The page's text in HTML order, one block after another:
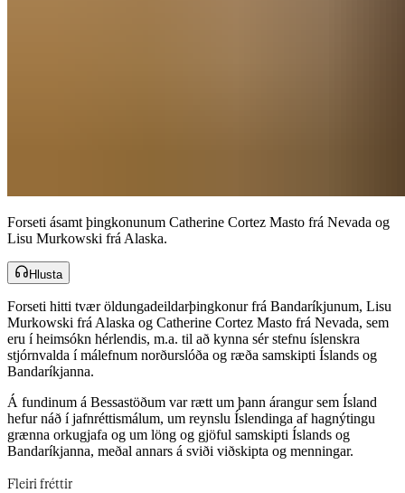
Forseti ásamt þingkonunum Catherine Cortez Masto frá Nevada og
Lisu Murkowski frá Alaska.​​​​‌ ‍ ​‍​‍‌‍ ‌ ​‍‌‍‍‌‌‍‌ ‌‍‍‌‌‍ ‍​‍​‍​ ‍‍​‍​‍‌ ​ ‌‍​‌‌‍ ‍‌‍‍‌‌ ‌​‌ ‍‌​‍ ‍‌‍‍‌‌‍ ​‍​‍​‍ ​​‍​‍‌‍‍​‌ ​‍‌‍‌‌‌‍‌‍​‍​‍​ ‍‍​‍​‍‌‍‍​‌ ‌​‌ ‌​‌ ​​‌ ​ ​‍ ​‍ ‌‍‌‍‌‍ ‌ ​‍‌ ​ ‌‍‌‌‌ ‌​‌‍‍‌​‍ ‌‌‍‍‌‌ ​ ‌‍ ​‌‍​‌‌‍ ‍‌‍‌​‌ ​ ​‍ ‍‌ ‌‍‌‍‌‌‌ ​‍‌‍​ ‌‍‌‌‌‍ ​​‍ ‍‌‍​‌‌ ​​‌ ​​​‍ ‌ ​ ‌ ‌​‌ ‌‌‌‍‌​‌‍‍‌‌‍ ​‍ ‌‍‍‌‌‍ ‍‌ ‌​‌‍‌‌‌‍ ‍‌ ‌​​‍ ‌‍‌‌‌‍‌​‌‍‍‌‌ ‌​​‍ ‌‍ ‌‌‍ ‌‍‌​‌‍‌‌​ ‌‌ ​​‌ ​‍‌‍‌‌‌ ​ ‌‍‌‌‌‍ ‍‌ ‌​‌‍​‌‌ ‌​‌‍‍‌‌‍ ‌‍ ‍​ ‍ ‌‍‍‌‌‍‌​​ ‌​ ‍​​ ‍​​ ‌‌‌‍‌‍​ ​ ‌‍​‍‌‍‌​‌‍​‌​‍ ‌​ ​‌​ ​‌​ ‌‍​ ​ ​‍ ‌​ ‌​‌‍‌‌​ ​ ‌‍‌‍​‍ ‌‌‍​‍‌‍​‍​ ​‍‌‍​‌​‍ ‌‌‍​ ​ ​​​ ‍‌​ ​‍‌‍‌​​ ‌ ‌‍​ ‌‍‌​​ ‌‍​ ‌‌​ ​‌‌‍​‍​ ‍ ‌ ‌​‌ ‍‌‌ ​​‌‍‌‌​ ‌‌‍ ‍‌‍‌‌‌ ‌ ‌ ​ ​ ‍ ‌ ​​‌‍​‌‌ ‌​‌‍‍​​ ‌‌ ​​‌‍​‌‌‍‌ ‌‍‌‌‌​​‍‌ ‌‌‌‍‍‌‌‍ ​‌‍‌​‌‍‌‌‌ ​‍​‍‌‌​ ‌‌‌​​‍‌‌ ‌‍‍ ‌‍‌‌‌ ‍‌​‍‌‌​ ​ ‌​‌​​‍‌‌​ ​ ‌​‌​​‍‌‌​ ​‍​ ​‍‌‍​ ‌‍‌‌​ ​ ​ ​‍‌‍​ ​ ‍‌‌‍​ ​ ‍​‌‍‌‍​ ‌​‌‍‌​​ ​​​‍‌‌​ ​‍​ ​‍​‍‌‌​ ‌‌‌​‌​​‍ ‍‌‍‍‌‌‍ ‌‌‍​‌‌‍‌ ‌‍‌‌‌ ​ ​‍‌‌​ ‌‌‌​​‍‌‌ ‌‍‍ ‌‍‌‌‌ ‍‌​‍‌‌​ ​ ‌​‌​​‍‌‌​ ​ ‌​‌​​‍‌‌​ ​‍​ ​‍​ ‌​​ ‌‌‌‍​‌‌‍‌​‌‍​‍​ ​ ‌‍‌‍​ ​​​ ‌​‌‍​‌​ ‌‌‌‍‌‍​‍‌‌​ ​‍​ ​‍​‍‌‌​ ‌‌‌​‌​​‍ ‍‌‍​ ‌‍​‌‌ ​​‌ ‌​‌‍‍‌‌‍ ‌‍ ‍​ ‌‍​‍‌‍​‌‌ ​ ‌‍‌‌‌‌‌‌‌ ​‍‌‍ ​​ ‌‌‍‍​‌ ‌​‌ ‌​‌ ​​‌ ​ ​‍‌‌​ ​‍‌​‌‍​‍‌‌​ ​‍‌​‌‍‌‍‌‍‌‍ ‌ ​‍‌ ​ ‌‍‌‌‌ ‌​‌‍‍‌​‍ ‌‌‍‍‌‌ ​ ‌‍ ​‌‍​‌‌‍ ‍‌‍‌​‌ ​ ​‍ ‍‌ ‌‍‌‍‌‌‌ ​‍‌‍​ ‌‍‌‌‌‍ ​​‍ ‍‌‍​‌‌ ​​‌ ​​​‍‌‌​ ​‍‌​‌‍‌ ​ ‌ ‌​‌ ‌‌‌‍‌​‌‍‍‌‌‍ ​‍‌‍‌‍‍‌‌‍‌​​ ‌​ ‍​​ ‍​​ ‌‌‌‍‌‍​ ​ ‌‍​‍‌‍‌​‌‍​‌​‍ ‌​ ​‌​ ​‌​ ‌‍​ ​ ​‍ ‌​ ‌​‌‍‌‌​ ​ ‌‍‌‍​‍ ‌‌‍​‍‌‍​‍​ ​‍‌‍​‌​‍ ‌‌‍​ ​ ​​​ ‍‌​ ​‍‌‍‌​​ ‌ ‌‍​ ‌‍‌​​ ‌‍​ ‌‌​ ​‌‌‍​‍​‍‌‍‌ ‌​‌ ‍‌‌ ​​‌‍‌‌​ ‌‌‍ ‍‌‍‌‌‌ ‌ ‌ ​ ​‍‌‍‌ ​​‌‍​‌‌ ‌​‌‍‍​​ ‌‌ ​​‌‍​‌‌‍‌ ‌‍‌‌‌​​‍‌ ‌‌‌‍‍‌‌‍ ​‌‍‌​‌‍‌‌‌ ​‍​‍‌‌​ ‌‌‌​​‍‌‌ ‌‍‍ ‌‍‌‌‌ ‍‌​‍‌‌​ ​ ‌​‌​​‍‌‌​ ​ ‌​‌​​‍‌‌​ ​‍​ ​‍‌‍​ ‌‍‌‌​ ​ ​ ​‍‌‍​ ​ ‍‌‌‍​ ​ ‍​‌‍‌‍​ ‌​‌‍‌​​ ​​​‍‌‌​ ​‍​ ​‍​‍‌‌​ ‌‌‌​‌​​‍ ‍‌‍‍‌‌‍ ‌‌‍​‌‌‍‌ ‌‍‌‌‌ ​ ​‍‌‌​ ‌‌‌​​‍‌‌ ‌‍‍ ‌‍‌‌‌ ‍‌​‍‌‌​ ​ ‌​‌​​‍‌‌​ ​ ‌​‌​​‍‌‌​ ​‍​ ​‍​ ‌​​ ‌‌‌‍​‌‌‍‌​‌‍​‍​ ​ ‌‍‌‍​ ​​​ ‌​‌‍​‌​ ‌‌‌‍‌‍​‍‌‌​ ​‍​ ​‍​‍‌‌​ ‌‌‌​‌​​‍ ‍‌‍​ ‌‍​‌‌ ​​‌ ‌​‌‍‍‌‌‍ ‌‍ ‍​‍‌‍‌ ​​‌‍‌‌‌ ​‍‌ ​ ‌ ​​‌‍‌‌‌‍​ ‌ ‌​‌‍‍‌‌ ‌‍‌‍‌‌​ ‌‌ ​​‌ ‌‌‌‍​‍‌‍ ​‌‍‍‌‌ ​ ‌‍‍​‌‍‌‌‌‍‌​​‍​‍‌ ‌
Hlusta
Forseti hitti tvær öldungadeildarþingkonur frá Bandaríkjunum, Lisu
Murkowski frá Alaska og Catherine Cortez Masto frá Nevada, sem
eru í heimsókn hérlendis, m.a. til að kynna sér stefnu íslenskra
stjórnvalda í málefnum norðurslóða og ræða samskipti Íslands og
Bandaríkjanna. ​​​​‌ ‍ ​‍​‍‌‍ ‌ ​‍‌‍‍‌‌‍‌ ‌‍‍‌‌‍ ‍​‍​‍​ ‍‍​‍​‍‌ ​ ‌‍​‌‌‍ ‍‌‍‍‌‌ ‌​‌ ‍‌​‍ ‍‌‍‍‌‌‍ ​‍​‍​‍ ​​‍​‍‌‍‍​‌ ​‍‌‍‌‌‌‍‌‍​‍​‍​ ‍‍​‍​‍‌‍‍​‌ ‌​‌ ‌​‌ ​​‌ ​ ​‍ ​‍ ‌‍‌‍‌‍ ‌ ​‍‌ ​ ‌‍‌‌‌ ‌​‌‍‍‌​‍ ‌‌‍‍‌‌ ​ ‌‍ ​‌‍​‌‌‍ ‍‌‍‌​‌ ​ ​‍ ‍‌ ‌‍‌‍‌‌‌ ​‍‌‍​ ‌‍‌‌‌‍ ​​‍ ‍‌‍​‌‌ ​​‌ ​​​‍ ‌ ​ ‌ ‌​‌ ‌‌‌‍‌​‌‍‍‌‌‍ ​‍ ‌‍‍‌‌‍ ‍‌ ‌​‌‍‌‌‌‍ ‍‌ ‌​​‍ ‌‍‌‌‌‍‌​‌‍‍‌‌ ‌​​‍ ‌‍ ‌‌‍ ‌‍‌​‌‍‌‌​ ‌‌ ​​‌ ​‍‌‍‌‌‌ ​ ‌‍‌‌‌‍ ‍‌ ‌​‌‍​‌‌ ‌​‌‍‍‌‌‍ ‌‍ ‍​ ‍ ‌‍‍‌‌‍‌​​ ‌​ ‍​​ ‍​​ ‌‌‌‍‌‍​ ​ ‌‍​‍‌‍‌​‌‍​‌​‍ ‌​ ​‌​ ​‌​ ‌‍​ ​ ​‍ ‌​ ‌​‌‍‌‌​ ​ ‌‍‌‍​‍ ‌‌‍​‍‌‍​‍​ ​‍‌‍​‌​‍ ‌‌‍​ ​ ​​​ ‍‌​ ​‍‌‍‌​​ ‌ ‌‍​ ‌‍‌​​ ‌‍​ ‌‌​ ​‌‌‍​‍​ ‍ ‌ ‌​‌ ‍‌‌ ​​‌‍‌‌​ ‌‌‍ ‍‌‍‌‌‌ ‌ ‌ ​ ​ ‍ ‌ ​​‌‍​‌‌ ‌​‌‍‍​​ ‌‌ ​​‌‍​‌‌‍‌ ‌‍‌‌‌​​‍‌ ‌‌‌‍‍‌‌‍ ​‌‍‌​‌‍‌‌‌ ​‍​‍‌‌​ ‌‌‌​​‍‌‌ ‌‍‍ ‌‍‌‌‌ ‍‌​‍‌‌​ ​ ‌​‌​​‍‌‌​ ​ ‌​‌​​‍‌‌​ ​‍​ ​‍‌‍​‌‌‍‌​‌‍‌​​ ​‍‌‍‌‌‌‍​ ‌‍​‌​ ​‍​ ​‌​ ‌‍​ ​‍​ ‌‍​‍‌‌​ ​‍​ ​‍​‍‌‌​ ‌‌‌​‌​​‍ ‍‌‍​ ‌‍ ‌‍ ‍‌ ‌​‌‍‌‌‌‍ ‍‌ ‌​​‍‌‌​ ‌‌‌​​‍‌‌ ‌‍‍ ‌‍‌‌‌ ‍‌​‍‌‌​ ​ ‌​‌​​‍‌‌​ ​ ‌​‌​​‍‌‌​ ​‍​ ​‍​ ‍​​ ‌​‌‍​‍‌‍​ ‌‍​ ​ ​‍​ ‌‍​ ‍‌​ ​ ​ ‌‌​ ‍​​ ​‍​‍‌‌​ ​‍​ ​‍​‍‌‌​ ‌‌‌​‌​​‍ ‍‌‍​ ‌‍‍​‌‍‍‌‌‍ ​‌‍‌​‌ ​‍‌‍‌‌‌‍ ‍​‍‌‌​ ‌‌‌​​‍‌‌ ‌‍‍ ‌‍‌‌‌ ‍‌​‍‌‌​ ​ ‌​‌​​‍‌‌​ ​ ‌​‌​​‍‌‌​ ​‍​ ​‍​ ‌‍‌‍‌‍‌‍​‍​ ​​‌‍​ ‌‍​ ​ ‌​‌‍​‍​ ​​​ ‍​​ ‌​​ ‌​​‍‌‌​ ​‍​ ​‍​‍‌‌​ ‌‌‌​‌​​‍ ‍‌ ‌​‌‍‌‌‌ ‍​‌ ‌​​ ‌‍​‍‌‍​‌‌ ​ ‌‍‌‌‌‌‌‌‌ ​‍‌‍ ​​ ‌‌‍‍​‌ ‌​‌ ‌​‌ ​​‌ ​ ​‍‌‌​ ​‍‌​‌‍​‍‌‌​ ​‍‌​‌‍‌‍‌‍‌‍ ‌ ​‍‌ ​ ‌‍‌‌‌ ‌​‌‍‍‌​‍ ‌‌‍‍‌‌ ​ ‌‍ ​‌‍​‌‌‍ ‍‌‍‌​‌ ​ ​‍ ‍‌ ‌‍‌‍‌‌‌ ​‍‌‍​ ‌‍‌‌‌‍ ​​‍ ‍‌‍​‌‌ ​​‌ ​​​‍‌‌​ ​‍‌​‌‍‌ ​ ‌ ‌​‌ ‌‌‌‍‌​‌‍‍‌‌‍ ​‍‌‍‌‍‍‌‌‍‌​​ ‌​ ‍​​ ‍​​ ‌‌‌‍‌‍​ ​ ‌‍​‍‌‍‌​‌‍​‌​‍ ‌​ ​‌​ ​‌​ ‌‍​ ​ ​‍ ‌​ ‌​‌‍‌‌​ ​ ‌‍‌‍​‍ ‌‌‍​‍‌‍​‍​ ​‍‌‍​‌​‍ ‌‌‍​ ​ ​​​ ‍‌​ ​‍‌‍‌​​ ‌ ‌‍​ ‌‍‌​​ ‌‍​ ‌‌​ ​‌‌‍​‍​‍‌‍‌ ‌​‌ ‍‌‌ ​​‌‍‌‌​ ‌‌‍ ‍‌‍‌‌‌ ‌ ‌ ​ ​‍‌‍‌ ​​‌‍​‌‌ ‌​‌‍‍​​ ‌‌ ​​‌‍​‌‌‍‌ ‌‍‌‌‌​​‍‌ ‌‌‌‍‍‌‌‍ ​‌‍‌​‌‍‌‌‌ ​‍​‍‌‌​ ‌‌‌​​‍‌‌ ‌‍‍ ‌‍‌‌‌ ‍‌​‍‌‌​ ​ ‌​‌​​‍‌‌​ ​ ‌​‌​​‍‌‌​ ​‍​ ​‍‌‍​‌‌‍‌​‌‍‌​​ ​‍‌‍‌‌‌‍​ ‌‍​‌​ ​‍​ ​‌​ ‌‍​ ​‍​ ‌‍​‍‌‌​ ​‍​ ​‍​‍‌‌​ ‌‌‌​‌​​‍ ‍‌‍​ ‌‍ ‌‍ ‍‌ ‌​‌‍‌‌‌‍ ‍‌ ‌​​‍‌‌​ ‌‌‌​​‍‌‌ ‌‍‍ ‌‍‌‌‌ ‍‌​‍‌‌​ ​ ‌​‌​​‍‌‌​ ​ ‌​‌​​‍‌‌​ ​‍​ ​‍​ ‍​​ ‌​‌‍​‍‌‍​ ‌‍​ ​ ​‍​ ‌‍​ ‍‌​ ​ ​ ‌‌​ ‍​​ ​‍​‍‌‌​ ​‍​ ​‍​‍‌‌​ ‌‌‌​‌​​‍ ‍‌‍​ ‌‍‍​‌‍‍‌‌‍ ​‌‍‌​‌ ​‍‌‍‌‌‌‍ ‍​‍‌‌​ ‌‌‌​​‍‌‌ ‌‍‍ ‌‍‌‌‌ ‍‌​‍‌‌​ ​ ‌​‌​​‍‌‌​ ​ ‌​‌​​‍‌‌​ ​‍​ ​‍​ ‌‍‌‍‌‍‌‍​‍​ ​​‌‍​ ‌‍​ ​ ‌​‌‍​‍​ ​​​ ‍​​ ‌​​ ‌​​‍‌‌​ ​‍​ ​‍​‍‌‌​ ‌‌‌​‌​​‍ ‍‌ ‌​‌‍‌‌‌ ‍​‌ ‌​​‍‌‍‌ ​​‌‍‌‌‌ ​‍‌ ​ ‌ ​​‌‍‌‌‌‍​ ‌ ‌​‌‍‍‌‌ ‌‍‌‍‌‌​ ‌‌ ​​‌ ‌‌‌‍​‍‌‍ ​‌‍‍‌‌ ​ ‌‍‍​‌‍‌‌‌‍‌​​‍​‍‌ ‌
Á fundinum á Bessastöðum var rætt um þann árangur sem Ísland
hefur náð í jafnréttismálum, um reynslu Íslendinga af hagnýtingu
grænna orkugjafa og um löng og gjöful samskipti Íslands og
Bandaríkjanna, meðal annars á sviði viðskipta og menningar.​​​​‌ ‍ ​‍​‍‌‍ ‌ ​‍‌‍‍‌‌‍‌ ‌‍‍‌‌‍ ‍​‍​‍​ ‍‍​‍​‍‌ ​ ‌‍​‌‌‍ ‍‌‍‍‌‌ ‌​‌ ‍‌​‍ ‍‌‍‍‌‌‍ ​‍​‍​‍ ​​‍​‍‌‍‍​‌ ​‍‌‍‌‌‌‍‌‍​‍​‍​ ‍‍​‍​‍‌‍‍​‌ ‌​‌ ‌​‌ ​​‌ ​ ​‍ ​‍ ‌‍‌‍‌‍ ‌ ​‍‌ ​ ‌‍‌‌‌ ‌​‌‍‍‌​‍ ‌‌‍‍‌‌ ​ ‌‍ ​‌‍​‌‌‍ ‍‌‍‌​‌ ​ ​‍ ‍‌ ‌‍‌‍‌‌‌ ​‍‌‍​ ‌‍‌‌‌‍ ​​‍ ‍‌‍​‌‌ ​​‌ ​​​‍ ‌ ​ ‌ ‌​‌ ‌‌‌‍‌​‌‍‍‌‌‍ ​‍ ‌‍‍‌‌‍ ‍‌ ‌​‌‍‌‌‌‍ ‍‌ ‌​​‍ ‌‍‌‌‌‍‌​‌‍‍‌‌ ‌​​‍ ‌‍ ‌‌‍ ‌‍‌​‌‍‌‌​ ‌‌ ​​‌ ​‍‌‍‌‌‌ ​ ‌‍‌‌‌‍ ‍‌ ‌​‌‍​‌‌ ‌​‌‍‍‌‌‍ ‌‍ ‍​ ‍ ‌‍‍‌‌‍‌​​ ‌​ ‍​​ ‍​​ ‌‌‌‍‌‍​ ​ ‌‍​‍‌‍‌​‌‍​‌​‍ ‌​ ​‌​ ​‌​ ‌‍​ ​ ​‍ ‌​ ‌​‌‍‌‌​ ​ ‌‍‌‍​‍ ‌‌‍​‍‌‍​‍​ ​‍‌‍​‌​‍ ‌‌‍​ ​ ​​​ ‍‌​ ​‍‌‍‌​​ ‌ ‌‍​ ‌‍‌​​ ‌‍​ ‌‌​ ​‌‌‍​‍​ ‍ ‌ ‌​‌ ‍‌‌ ​​‌‍‌‌​ ‌‌‍ ‍‌‍‌‌‌ ‌ ‌ ​ ​ ‍ ‌ ​​‌‍​‌‌ ‌​‌‍‍​​ ‌‌ ​​‌‍​‌‌‍‌ ‌‍‌‌‌​​‍‌ ‌‌‌‍‍‌‌‍ ​‌‍‌​‌‍‌‌‌ ​‍​‍‌‌​ ‌‌‌​​‍‌‌ ‌‍‍ ‌‍‌‌‌ ‍‌​‍‌‌​ ​ ‌​‌​​‍‌‌​ ​ ‌​‌​​‍‌‌​ ​‍​ ​‍‌‍​‌‌‍‌​‌‍‌​​ ​‍‌‍‌‌‌‍​ ‌‍​‌​ ​‍​ ​‌​ ‌‍​ ​‍​ ‌‍​‍‌‌​ ​‍​ ​‍​‍‌‌​ ‌‌‌​‌​​‍ ‍‌‍​ ‌‍ ‌‍ ‍‌ ‌​‌‍‌‌‌‍ ‍‌ ‌​​‍‌‌​ ‌‌‌​​‍‌‌ ‌‍‍ ‌‍‌‌‌ ‍‌​‍‌‌​ ​ ‌​‌​​‍‌‌​ ​ ‌​‌​​‍‌‌​ ​‍​ ​‍​ ​‍‌‍‌‌​ ‌​‌‍​‌​ ​‌​ ​ ​ ​​‌‍‌‌​ ‌‌​ ​‌‌‍​‍​ ‌‍​‍‌‌​ ​‍​ ​‍​‍‌‌​ ‌‌‌​‌​​‍ ‍‌‍​ ‌‍‍​‌‍‍‌‌‍ ​‌‍‌​‌ ​‍‌‍‌‌‌‍ ‍​‍‌‌​ ‌‌‌​​‍‌‌ ‌‍‍ ‌‍‌‌‌ ‍‌​‍‌‌​ ​ ‌​‌​​‍‌‌​ ​ ‌​‌​​‍‌‌​ ​‍​ ​‍​ ‌‍‌‍‌‍‌‍​‍​ ​​‌‍​ ‌‍​ ​ ‌​‌‍​‍​ ​​​ ‍​​ ‌​​ ‌​​‍‌‌​ ​‍​ ​‍​‍‌‌​ ‌‌‌​‌​​‍ ‍‌ ‌​‌‍‌‌‌ ‍​‌ ‌​​ ‌‍​‍‌‍​‌‌ ​ ‌‍‌‌‌‌‌‌‌ ​‍‌‍ ​​ ‌‌‍‍​‌ ‌​‌ ‌​‌ ​​‌ ​ ​‍‌‌​ ​‍‌​‌‍​‍‌‌​ ​‍‌​‌‍‌‍‌‍‌‍ ‌ ​‍‌ ​ ‌‍‌‌‌ ‌​‌‍‍‌​‍ ‌‌‍‍‌‌ ​ ‌‍ ​‌‍​‌‌‍ ‍‌‍‌​‌ ​ ​‍ ‍‌ ‌‍‌‍‌‌‌ ​‍‌‍​ ‌‍‌‌‌‍ ​​‍ ‍‌‍​‌‌ ​​‌ ​​​‍‌‌​ ​‍‌​‌‍‌ ​ ‌ ‌​‌ ‌‌‌‍‌​‌‍‍‌‌‍ ​‍‌‍‌‍‍‌‌‍‌​​ ‌​ ‍​​ ‍​​ ‌‌‌‍‌‍​ ​ ‌‍​‍‌‍‌​‌‍​‌​‍ ‌​ ​‌​ ​‌​ ‌‍​ ​ ​‍ ‌​ ‌​‌‍‌‌​ ​ ‌‍‌‍​‍ ‌‌‍​‍‌‍​‍​ ​‍‌‍​‌​‍ ‌‌‍​ ​ ​​​ ‍‌​ ​‍‌‍‌​​ ‌ ‌‍​ ‌‍‌​​ ‌‍​ ‌‌​ ​‌‌‍​‍​‍‌‍‌ ‌​‌ ‍‌‌ ​​‌‍‌‌​ ‌‌‍ ‍‌‍‌‌‌ ‌ ‌ ​ ​‍‌‍‌ ​​‌‍​‌‌ ‌​‌‍‍​​ ‌‌ ​​‌‍​‌‌‍‌ ‌‍‌‌‌​​‍‌ ‌‌‌‍‍‌‌‍ ​‌‍‌​‌‍‌‌‌ ​‍​‍‌‌​ ‌‌‌​​‍‌‌ ‌‍‍ ‌‍‌‌‌ ‍‌​‍‌‌​ ​ ‌​‌​​‍‌‌​ ​ ‌​‌​​‍‌‌​ ​‍​ ​‍‌‍​‌‌‍‌​‌‍‌​​ ​‍‌‍‌‌‌‍​ ‌‍​‌​ ​‍​ ​‌​ ‌‍​ ​‍​ ‌‍​‍‌‌​ ​‍​ ​‍​‍‌‌​ ‌‌‌​‌​​‍ ‍‌‍​ ‌‍ ‌‍ ‍‌ ‌​‌‍‌‌‌‍ ‍‌ ‌​​‍‌‌​ ‌‌‌​​‍‌‌ ‌‍‍ ‌‍‌‌‌ ‍‌​‍‌‌​ ​ ‌​‌​​‍‌‌​ ​ ‌​‌​​‍‌‌​ ​‍​ ​‍​ ​‍‌‍‌‌​ ‌​‌‍​‌​ ​‌​ ​ ​ ​​‌‍‌‌​ ‌‌​ ​‌‌‍​‍​ ‌‍​‍‌‌​ ​‍​ ​‍​‍‌‌​ ‌‌‌​‌​​‍ ‍‌‍​ ‌‍‍​‌‍‍‌‌‍ ​‌‍‌​‌ ​‍‌‍‌‌‌‍ ‍​‍‌‌​ ‌‌‌​​‍‌‌ ‌‍‍ ‌‍‌‌‌ ‍‌​‍‌‌​ ​ ‌​‌​​‍‌‌​ ​ ‌​‌​​‍‌‌​ ​‍​ ​‍​ ‌‍‌‍‌‍‌‍​‍​ ​​‌‍​ ‌‍​ ​ ‌​‌‍​‍​ ​​​ ‍​​ ‌​​ ‌​​‍‌‌​ ​‍​ ​‍​‍‌‌​ ‌‌‌​‌​​‍ ‍‌ ‌​‌‍‌‌‌ ‍​‌ ‌​​‍‌‍‌ ​​‌‍‌‌‌ ​‍‌ ​ ‌ ​​‌‍‌‌‌‍​ ‌ ‌​‌‍‍‌‌ ‌‍‌‍‌‌​ ‌‌ ​​‌ ‌‌‌‍​‍‌‍ ​‌‍‍‌‌ ​ ‌‍‍​‌‍‌‌‌‍‌​​‍​‍‌ ‌
Fleiri fréttir